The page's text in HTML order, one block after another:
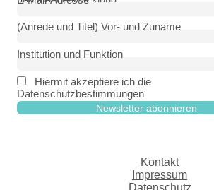
(Anrede und Titel) Vor- und Zuname
Institution und Funktion
Hiermit akzeptiere ich die
Datenschutzbestimmungen
Kontakt
Impressum
Datenschutz